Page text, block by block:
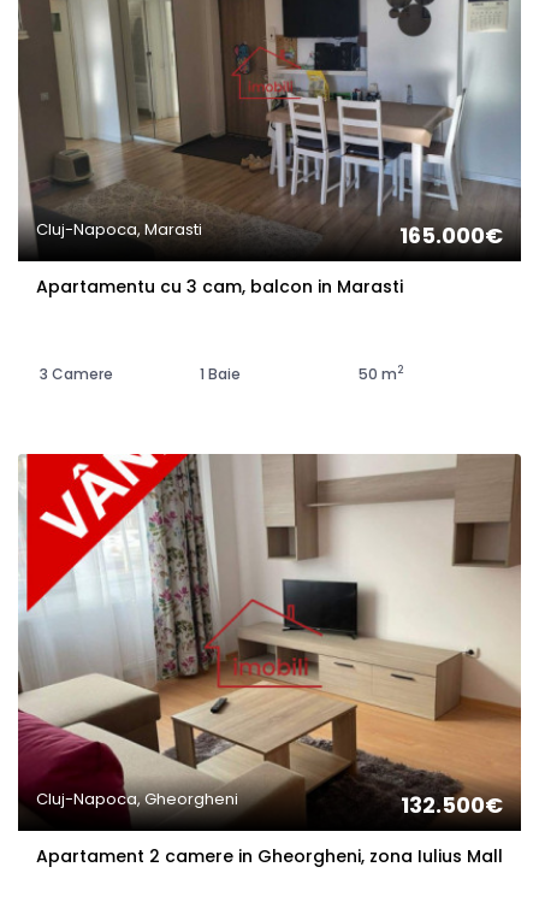
Cluj-Napoca, Marasti 165.000€
Apartamentu cu 3 cam, balcon in Marasti
3 Camere 1 Baie 50 m2
Cluj-Napoca, Gheorgheni 132.500€
Apartament 2 camere in Gheorgheni, zona Iulius Mall